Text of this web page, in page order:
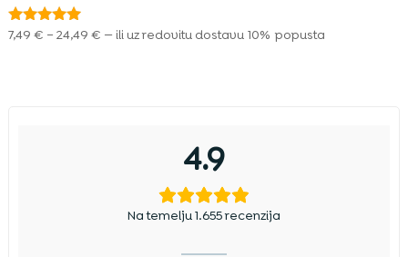
Ocijenjeno
7,49 € – 24,49 €Raspon
— ili uz redovitu dostavu 10% popusta
4.9
Na temelju 1.655 recenzija